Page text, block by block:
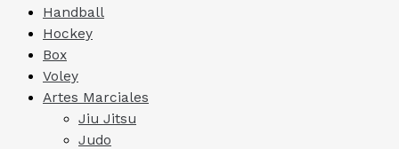
Handball
Hockey
Box
Voley
Artes Marciales
Jiu Jitsu
Judo